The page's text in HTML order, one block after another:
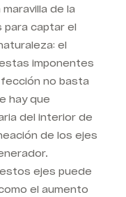
de la
para captar el
el
imponentes
no basta
hay que
del interior de
de los ejes
ejes puede
el aumento